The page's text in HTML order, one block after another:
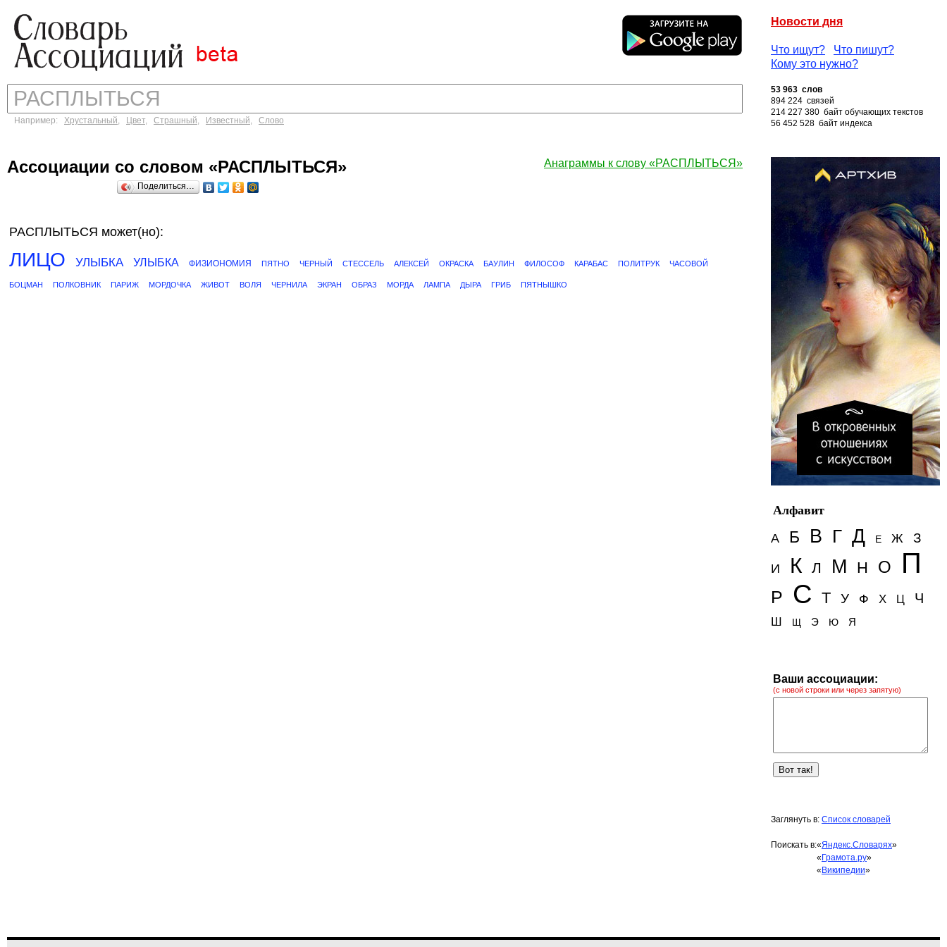
Новости дня
Что ищут?
Что пишут?
Кому это нужно?
Например: Хрустальный, Цвет, Страшный, Известный, Слово
53 963 слов
894 224 связей
214 227 380 байт обучающих текстов
56 452 528 байт индекса
Анаграммы к слову «РАСПЛЫТЬСЯ»
Ассоциации со словом «РАСПЛЫТЬСЯ»
Поделиться…
РАСПЛЫТЬСЯ может(но):
ЛИЦО УЛЫБКА УЛЫБКА ФИЗИОНОМИЯ ПЯТНО ЧЕРНЫЙ СТЕССЕЛЬ АЛЕКСЕЙ ОКРАСКА БАУЛИН ФИЛОСОФ КАРАБАС ПОЛИТРУК ЧАСОВОЙ
БОЦМАН ПОЛКОВНИК ПАРИЖ МОРДОЧКА ЖИВОТ ВОЛЯ ЧЕРНИЛА ЭКРАН ОБРАЗ МОРДА ЛАМПА ДЫРА ГРИБ ПЯТНЫШКО
Алфавит
А
Б В Г Д Е Ж З
И К Л М Н О П
Р С Т У Ф Х Ц Ч
Ш Щ Э Ю Я
Ваши ассоциации:
(с новой строки или через запятую)
Заглянуть в: Список словарей
Поискать в:«Яндекс.Словарях»
« Грамота.ру»
« Википедии»